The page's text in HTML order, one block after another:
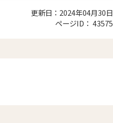
更新日：2024年04月30日
ページID： 43575